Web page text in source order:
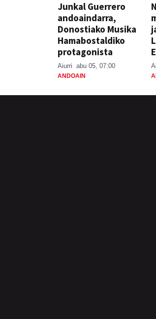
Junkal Guerrero
andoaindarra,
Donostiako Musika
Hamabostaldiko
protagonista
Aiurri abu 05, 07:00
ANDOAIN